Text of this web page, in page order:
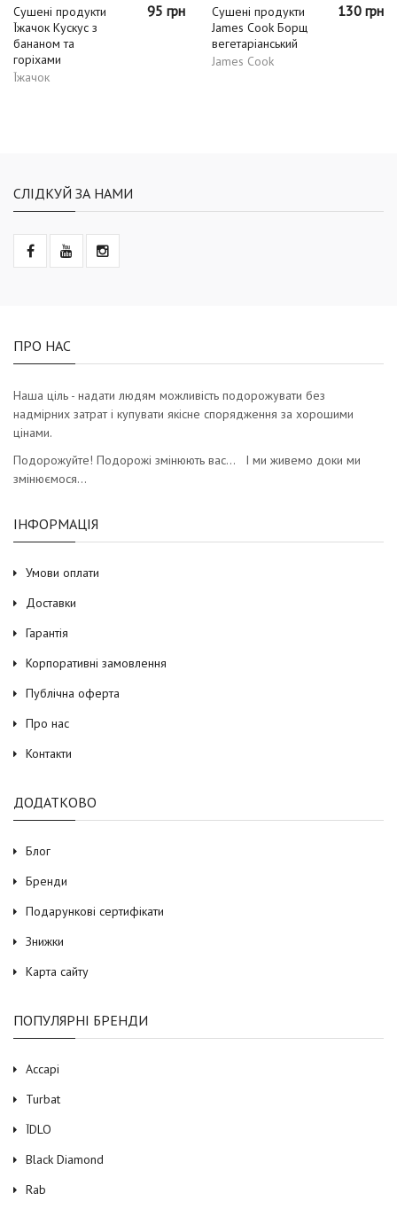
Сушені продукти
Їжачок Кускус з
бананом та
горіхами
Їжачок
95 грн
Сушені продукти
James Cook Борщ
вегетаріанський
James Cook
130 грн
СЛІДКУЙ ЗА НАМИ
ПРО НАС
Наша ціль - надати людям можливість подорожувати без
надмірних затрат і купувати якісне спорядження за хорошими
цінами.
Подорожуйте! Подорожі змінюють вас… І ми живемо доки ми
змінюємося…
ІНФОРМАЦІЯ
Умови оплати
Доставки
Гарантія
Корпоративні замовлення
Публічна оферта
Про нас
Контакти
ДОДАТКОВО
Блог
Бренди
Подарункові сертифікати
Знижки
Карта сайту
ПОПУЛЯРНІ БРЕНДИ
Accapi
Turbat
ЇDLO
Black Diamond
Rab